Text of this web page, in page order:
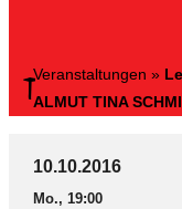
Veranstaltungen »
ALMUT TINA
10.10.2016
Mo., 19:00